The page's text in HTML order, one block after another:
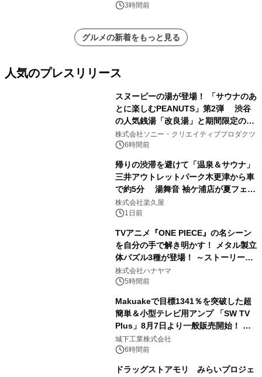
3時間前
グルメの新着をもっと見る
人気のプレスリリース
スヌーピーの湯が登場！ 「サウナのあ
とに楽しむPEANUTS」第2弾 渋谷
の人気銭湯「改良湯」と期間限定のコ
ラボレーション サウナイキタイコラ
ボグッズも発売決定！
株式会社ソニー・クリエイティブプロダクツ
6時間前
帰りの渋滞を避けて「温泉＆サウナ」
三井アウトレットパーク木更津から車
で約5分 湯舞音 袖ケ浦店が夏フェア
メニューを提供
株式会社楽久屋
1日前
TVアニメ『ONE PIECE』の名シーン
を自分の手で解き明かす！ メタル製立
体パズル3種が登場！ ～ストーリーと
ギミックが融合した 大人の体験型パズ
ルが8月7日(金)12時より先行予約受付
株式会社ハナヤマ
5時間前
Makuakeで目標1341％を突破した超
簡単＆小型テレビ用アンプ 「SW TV
Plus」8月7日より一般販売開始！ ケ
ーブル1本つなぐだけ、テレビの音が
ぐっと豊かに
城下工業株式会社
6時間前
ドラッグストアモリ みらいプロジェ